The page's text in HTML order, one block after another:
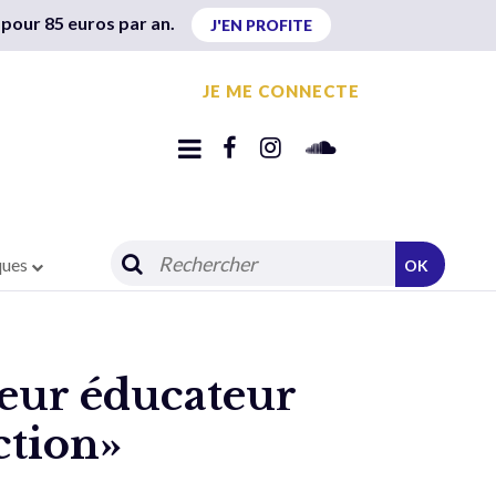
85 euros par an. J'EN PROFITE
JE ME CONNECTE
OK
éducateur